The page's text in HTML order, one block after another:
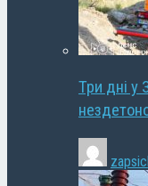
Три дні у